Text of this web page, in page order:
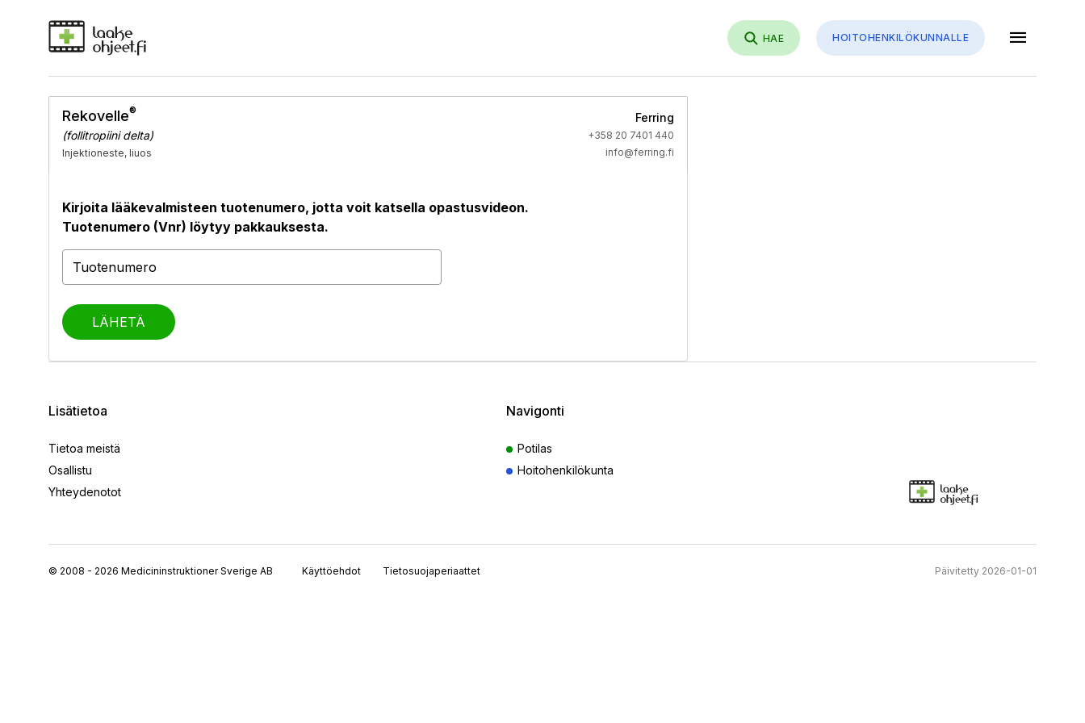
HAE HOITOHENKILÖKUNNALLE menu
Rekovelle®
(follitropiini delta)
Injektioneste, liuos
Ferring
+358 20 7401 440
info@ferring.fi
Kirjoita lääkevalmisteen tuotenumero, jotta voit katsella opastusvideon.
Tuotenumero (Vnr) löytyy pakkauksesta.
LÄHETÄ
Lisätietoa
Tietoa meistä
Osallistu
Yhteydenotot
Navigonti
Potilas
Hoitohenkilökunta
© 2008 - 2026 Medicininstruktioner Sverige AB Käyttöehdot Tietosuojaperiaattet Päivitetty 2026-01-01